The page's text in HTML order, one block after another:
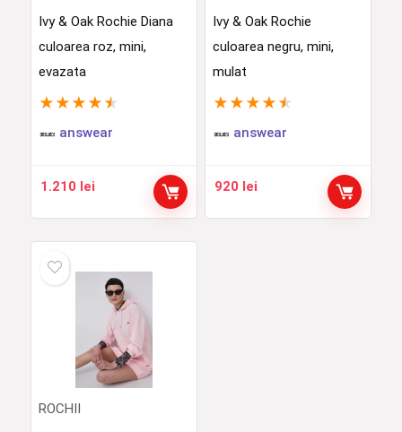
Ivy & Oak Rochie Diana
culoarea roz, mini,
evazata
★ ★ ★ ★ ★
answear
1.210 lei
Ivy & Oak Rochie
culoarea negru, mini,
mulat
★ ★ ★ ★ ★
answear
920 lei
ROCHII